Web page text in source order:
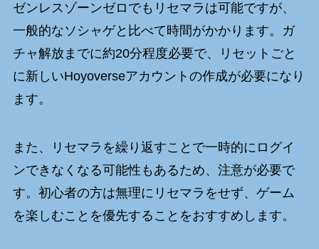
ゼンレスゾーンゼロでもリセマラは可能ですが、
一般的なソシャゲと比べて時間がかかります。ガ
チャ解放までに約20分程度必要で、リセットごと
に新しいHoyoverseアカウントの作成が必要になり
ます。
また、リセマラを繰り返すことで一時的にログイ
ンできなくなる可能性もあるため、注意が必要で
す。初心者の方は無理にリセマラをせず、ゲーム
を楽しむことを優先することをおすすめします。